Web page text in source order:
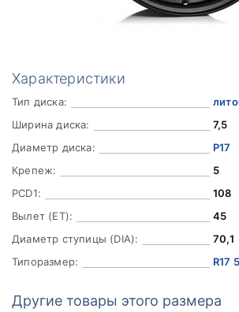
Характеристики
Тип диска:
Ширина диска:
7,5
Диаметр диска:
Р17
Крепеж:
5
PCD1:
108
Вылет (ET):
45
Диаметр ступицы (DIA):
70,1
Типоразмер:
R17
Другие товары этого размера